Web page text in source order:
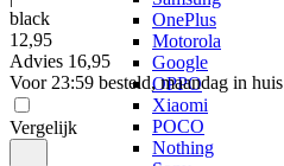
OnePlus
Motorola
Google
OPPO
Xiaomi
POCO
Nothing
black
12,95
Advies 16,95
Voor 23:59 besteld, maandag in huis
Vergelijk